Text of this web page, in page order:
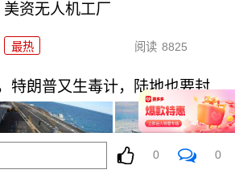
美资无人机工厂
最热 阅读 8825
特朗普又生毒计，陆地也要封
0 0